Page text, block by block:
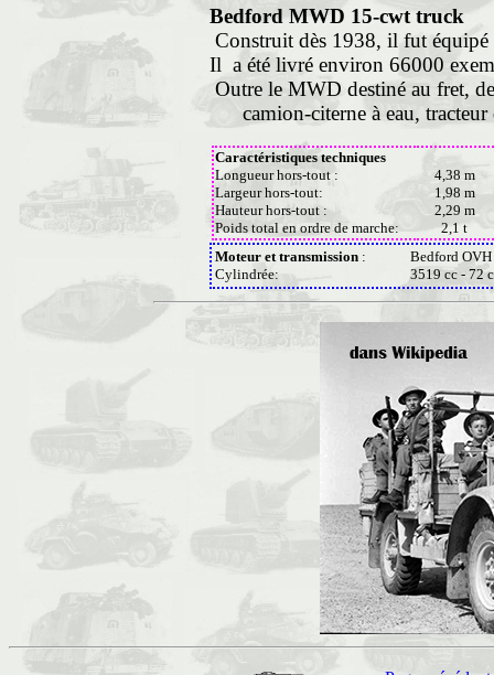
Bedford MWD 15-cwt truck
Construit dès 1938, il fut
Il a été livré environ 66000
Outre le MWD destiné au fret,
camion-citerne à eau, tracteur
Caractéristiques techniques
Longueur hors-tout :
Largeur hors-tout:
Hauteur hors-tout :
Poids total en ordre de marche:
4,38 m
1,98 m
2,29 m
2,1 t
Moteur et transmission :
Cylindrée:
Bedford OVH
3519 cc - 72